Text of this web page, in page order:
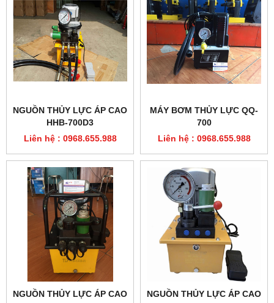
NGUỒN THỦY LỰC ÁP CAO
HHB-700D3
Liên hệ : 0968.655.988
MÁY BƠM THỦY LỰC QQ-
700
Liên hệ : 0968.655.988
NGUỒN THỦY LỰC ÁP CAO
NGUỒN THỦY LỰC ÁP CAO